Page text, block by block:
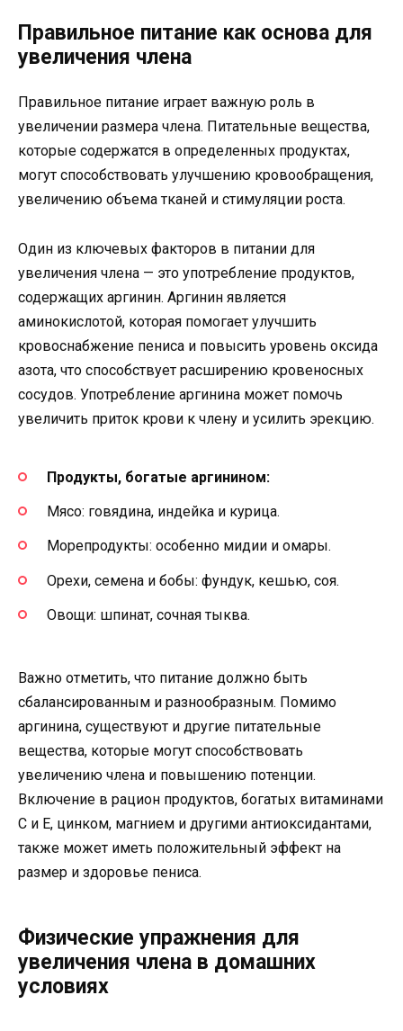
Правильное питание как основа для
увеличения члена
Правильное питание играет важную роль в
увеличении размера члена. Питательные вещества,
которые содержатся в определенных продуктах,
могут способствовать улучшению кровообращения,
увеличению объема тканей и стимуляции роста.
Один из ключевых факторов в питании для
увеличения члена — это употребление продуктов,
содержащих аргинин. Аргинин является
аминокислотой, которая помогает улучшить
кровоснабжение пениса и повысить уровень оксида
азота, что способствует расширению кровеносных
сосудов. Употребление аргинина может помочь
увеличить приток крови к члену и усилить эрекцию.
Продукты, богатые аргинином:
Мясо: говядина, индейка и курица.
Морепродукты: особенно мидии и омары.
Орехи, семена и бобы: фундук, кешью, соя.
Овощи: шпинат, сочная тыква.
Важно отметить, что питание должно быть
сбалансированным и разнообразным. Помимо
аргинина, существуют и другие питательные
вещества, которые могут способствовать
увеличению члена и повышению потенции.
Включение в рацион продуктов, богатых витаминами
С и Е, цинком, магнием и другими антиоксидантами,
также может иметь положительный эффект на
размер и здоровье пениса.
Физические упражнения для
увеличения члена в домашних
условиях